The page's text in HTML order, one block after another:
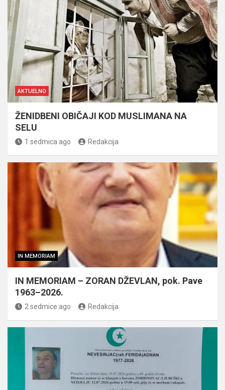
AKTUELNO
ŽENIDBENI OBIČAJI KOD MUSLIMANA NA
SELU
1 sedmica ago Redakcija
IN MEMORIAM
IN MEMORIAM – ZORAN DŽEVLAN, pok. Pave
1963–2026.
2 sedmice ago Redakcija